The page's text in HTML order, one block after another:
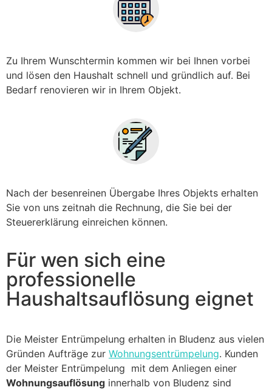
Zu Ihrem Wunschtermin kommen wir bei Ihnen vorbei
und lösen den Haushalt schnell und gründlich auf. Bei
Bedarf renovieren wir in Ihrem Objekt.
Nach der besenreinen Übergabe Ihres Objekts erhalten
Sie von uns zeitnah die Rechnung, die Sie bei der
Steuererklärung einreichen können.
Für wen sich eine
professionelle
Haushaltsauflösung eignet
Die Meister Entrümpelung erhalten in Bludenz aus vielen
Gründen Aufträge zur Wohnungsentrümpelung. Kunden
der Meister Entrümpelung mit dem Anliegen einer
Wohnungsauflösung innerhalb von Bludenz sind